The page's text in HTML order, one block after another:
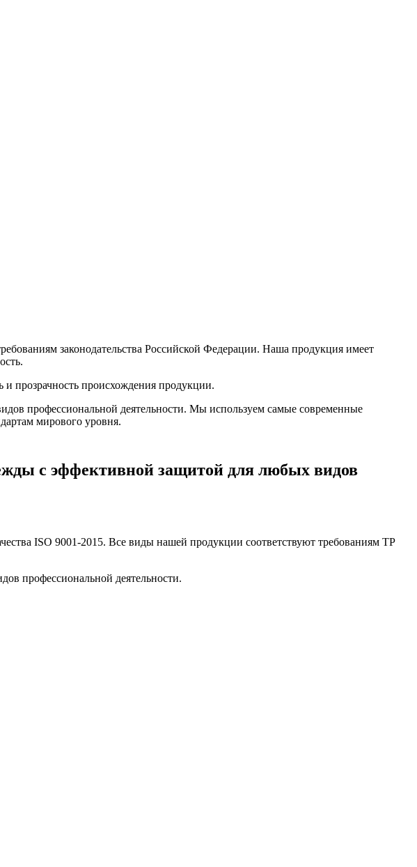
законодательства Российской Федерации. Наша продукция имеет
прозрачность происхождения продукции.
профессиональной деятельности. Мы используем самые современные
мирового уровня.
с эффективной защитой для любых видов
ISO 9001-2015. Все виды нашей продукции соответствуют требованиям ТР
профессиональной деятельности.